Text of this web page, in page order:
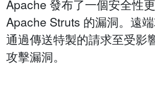
Apache 發布了一個安全性
Apache Struts 的漏洞。遠
通過傳送特製的請求至受影
攻擊漏洞。